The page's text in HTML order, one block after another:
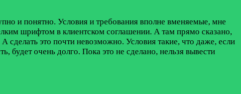
и понятно. Условия и требования вполне вменяемые, мне
шрифтом в клиентском соглашении. А там прямо сказано,
сделать это почти невозможно. Условия такие, что даже, если
будет очень долго. Пока это не сделано, нельзя вывести